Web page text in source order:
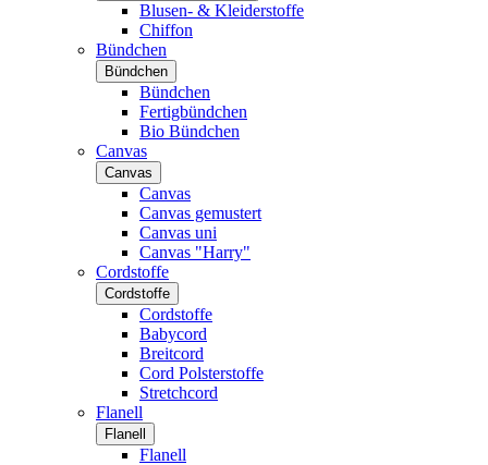
Blusen- & Kleiderstoffe
Chiffon
Bündchen
Bündchen
Bündchen
Fertigbündchen
Bio Bündchen
Canvas
Canvas
Canvas
Canvas gemustert
Canvas uni
Canvas "Harry"
Cordstoffe
Cordstoffe
Cordstoffe
Babycord
Breitcord
Cord Polsterstoffe
Stretchcord
Flanell
Flanell
Flanell